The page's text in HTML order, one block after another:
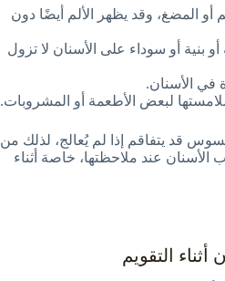
أو المضغ، وقد يظهر الألم أيضًا دون
بنية أو سوداء على الأسنان لا تزول
في الأسنان.
لبعض الأطعمة أو المشروبات.
قد يتفاقم إذا لم يُعالج، لذلك من
الأسنان عند ملاحظتها، خاصة أثناء
التقويم